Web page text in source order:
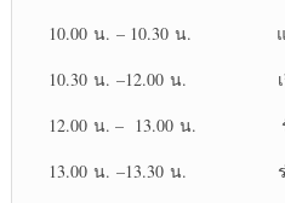
10.00 น. – 10.30 น. แน
10.30 น. –12.00 น. เรีย
12.00 น. – 13.00 น. รับ
13.00 น. –13.30 น. ร่ว